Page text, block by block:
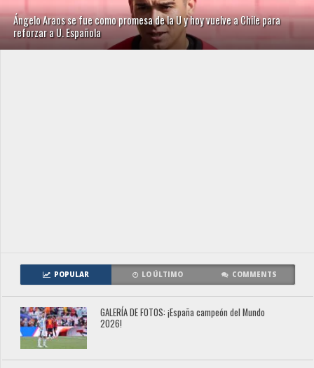
Ángelo Araos se fue como promesa de la U y hoy vuelve a Chile para
reforzar a U. Española
POPULAR LO ÚLTIMO COMMENTS
GALERÍA DE FOTOS: ¡España campeón del Mundo
2026!